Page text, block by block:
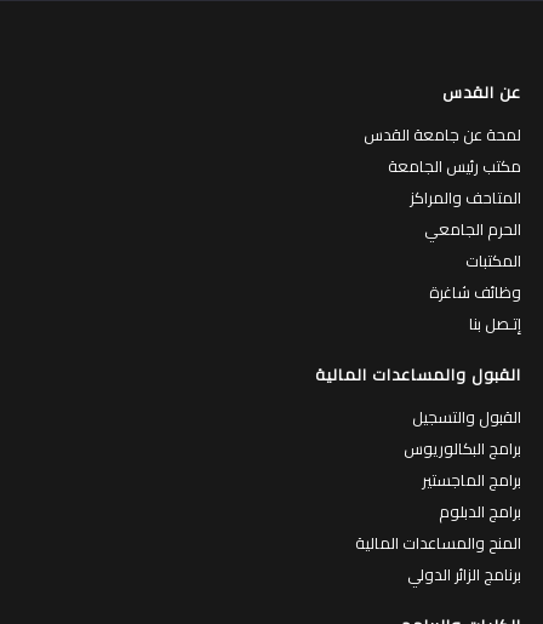
لمحة عن جامعة القدس
مكتب رئيس الجامعة
المتاحف والمراكز
الحرم الجامعي
المكتبات
وظائف شاغرة
إتـصل بنا
القبول والتسجيل
برامج البكالوريوس
برامج الماجستير
برامج الدبلوم
المنح والمساعدات المالية
برنامج الزائر الدولي
الكليات والبرامج